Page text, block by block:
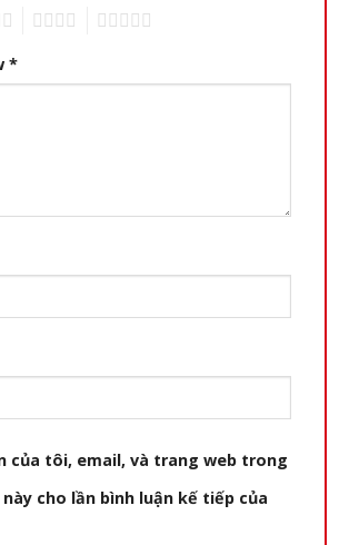
*
của tôi, email, và trang web trong
cho lần bình luận kế tiếp của